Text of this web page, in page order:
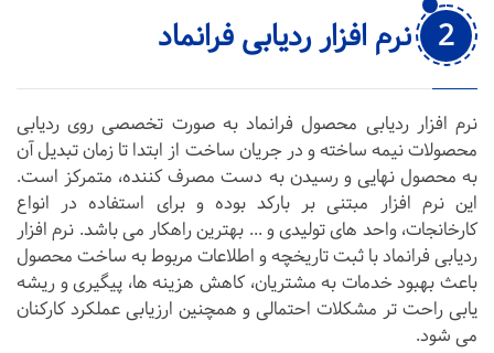
2 نرم افزار ردیابی فرانماد
نرم افزار ردیابی محصول فرانماد به صورت تخصصی روی ردیابی
محصولات نیمه ساخته و در جریان ساخت از ابتدا تا زمان تبدیل آن
به محصول نهایی و رسیدن به دست مصرف کننده، متمرکز است.
این نرم افزار مبتنی بر بارکد بوده و برای استفاده در انواع
کارخانجات، واحد های تولیدی و ... بهترین راهکار می باشد. نرم افزار
ردیابی فرانماد با ثبت تاریخچه و اطلاعات مربوط به ساخت محصول
باعث بهبود خدمات به مشتریان، کاهش هزینه ها، پیگیری و ریشه
یابی راحت تر مشکلات احتمالی و همچنین ارزیابی عملکرد کارکنان
می شود.